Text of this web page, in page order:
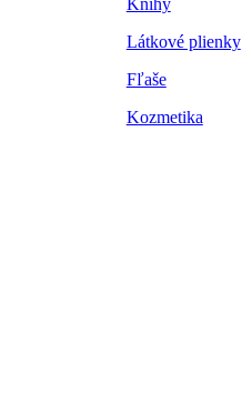
Knihy
Látkové plienky
Fľaše
Kozmetika